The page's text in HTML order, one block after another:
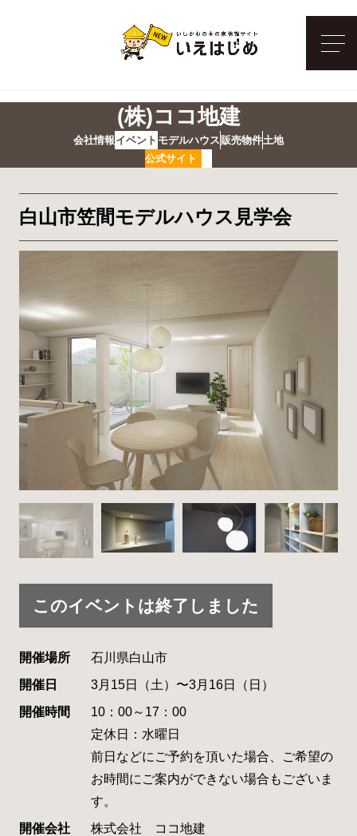
メ
(株)ココ地建
会社情報 イベント モデルハウス販売物件土地
公式サイト
白山市笠間モデルハウス見学会
このイベントは終了しました
開催場所
石川県白山市
開催日
3月15日（土）〜3月16日（日）
開催時間
10：00～17：00
定休日：水曜日
前日などにご予約を頂いた場合、ご希望の
お時間にご案内ができない場合もございま
す。
開催会社
株式会社 ココ地建